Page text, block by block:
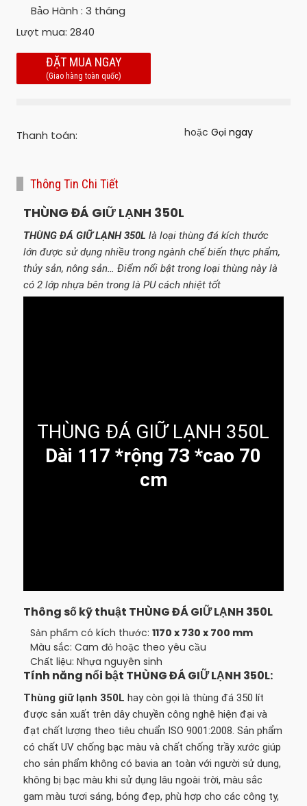
Bảo Hành : 3 tháng
Lượt mua:2840
ĐẶT MUA NGAY
(Giao hàng toàn quốc)
Thanh toán: hoặcGọi ngay
Thông Tin Chi Tiết
THÙNG ĐÁ GIỮ LẠNH 350L
THÙNG ĐÁ GIỮ LẠNH 350L là loại thùng đá kích thước
lớn được sử dụng nhiều trong ngành chế biến thực phẩm,
thủy sản, nông sản… Điểm nổi bật trong loại thùng này là
có 2 lớp nhựa bên trong là PU cách nhiệt tốt
THÙNG ĐÁ GIỮ LẠNH 350L
Dài 117 *rộng 73 *cao 70
cm
Thông số kỹ thuật THÙNG ĐÁ GIỮ LẠNH 350L
Sản phẩm có kích thước:1170 x 730 x 700 mm
Màu sắc: Cam đỏ hoặc theo yêu cầu
Chất liệu: Nhựa nguyên sinh
Tính năng nổi bật THÙNG ĐÁ GIỮ LẠNH 350L:
Thùng giữ lạnh 350L hay còn gọi là thùng đá 350 lít
được sản xuất trên dây chuyền công nghệ hiện đại và
đạt chất lượng theo tiêu chuẩn ISO 9001:2008. Sản phẩm
có chất UV chống bạc màu và chất chống trầy xước giúp
cho sản phẩm không có bavia an toàn với người sử dụng,
không bị bạc màu khi sử dụng lâu ngoài trời, màu sắc
gam màu tươi sáng, bóng đẹp, phù hợp cho các công ty,